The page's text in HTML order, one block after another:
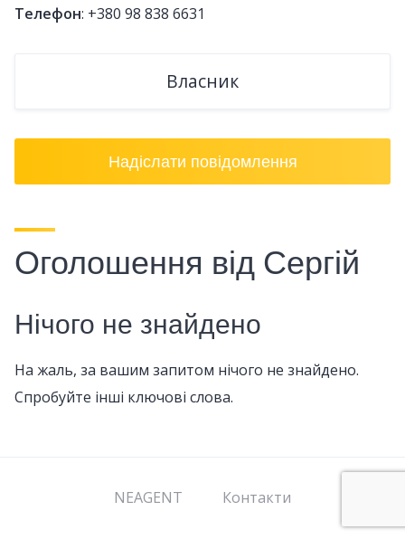
Телефон: +380 98 838 6631
Власник
Надіслати повідомлення
Оголошення від Сергій
Нічого не знайдено
На жаль, за вашим запитом нічого не знайдено.
Спробуйте інші ключові слова.
NEAGENT Контакти